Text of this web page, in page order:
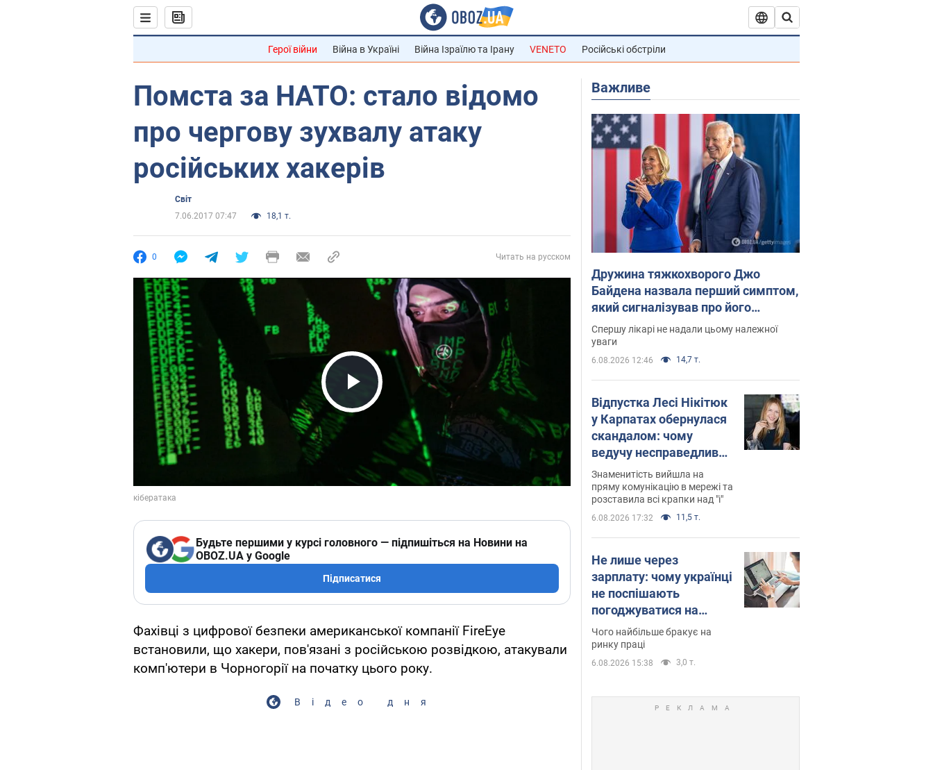
Герої війни Війна в Україні Війна Ізраїлю та Ірану VENETO Російські обстріли
Помста за НАТО: стало відомо
про чергову зухвалу атаку
російських хакерів
Світ
7.06.2017 07:47
18,1 т.
0 Читать на русском
Play Video
Будьте першими у курсі головного — підпишіться на Новини на
OBOZ.UA у Google
Підписатися
Фахівці з цифрової безпеки американської компанії FireEye
встановили, що хакери, пов'язані з російською розвідкою, атакували
комп'ютери в Чорногорії на початку цього року.
Відео дня
Важливе
Дружина тяжкохворого Джо
Байдена назвала перший симптом,
який сигналізував про його
"агресивний" рак
Спершу лікарі не надали цьому належної
уваги
6.08.2026 12:46 14,7 т.
Відпустка Лесі Нікітюк
у Карпатах обернулася
скандалом: чому
ведучу несправедливо
захейтили
Знаменитість вийшла на
пряму комунікацію в мережі та
розставила всі крапки над "і"
6.08.2026 17:32 11,5 т.
Не лише через
зарплату: чому українці
не поспішають
погоджуватися на
вакансії
Чого найбільше бракує на
ринку праці
6.08.2026 15:38 3,0 т.